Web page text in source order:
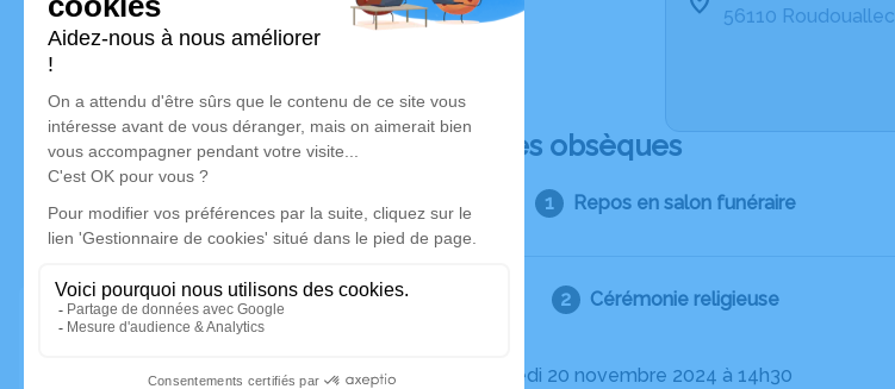
56110 Roudouallec
Déroulé des obsèques
Repos en salon funéraire
Cérémonie religieuse
Le mercredi 20 novembre 2024 à 14h30